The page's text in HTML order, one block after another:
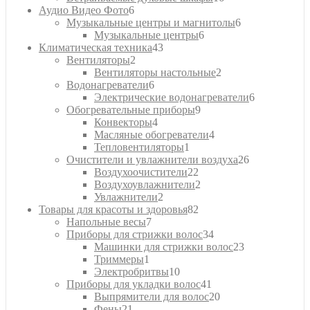
Аудио Видео Фото66
товаров
Музыкальные центры и магнитолы66
Музыкальные центры66
Климатическая техника4343
Вентиляторы2
товара
Вентиляторы настольные2
Водонагреватели66
товаров
Электрические водонагреватели66
Обогревательные приборы99
Конвекторы44
товара
Масляные обогреватели44
Тепловентиляторы1
товар
Очистители и увлажнители воздуха2626
Воздухоочистители22
товара
Воздухоувлажнители2
Увлажнители2
товара
Товары для красоты и здоровья82
Напольные весы77
товаров
Приборы для стрижки волос3434
товара
Машинки для стрижки волос2323
Триммеры1
товар
Электробритвы1010
товаров
Приборы для укладки волос41
товар
Выпрямители для волос2020